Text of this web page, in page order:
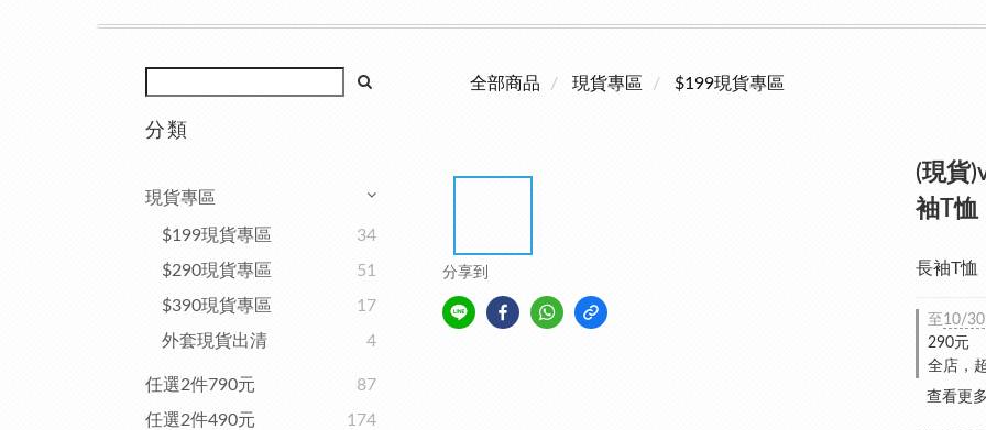
分類
現貨專區
$199現貨專區
34
$290現貨專區
51
$390現貨專區
17
外套現貨出清
4
任選2件790元
87
任選2件490元
174
全部商品 現貨專區 $199現貨專區
分享到
(現貨
袖T恤
長袖T恤
至 10/
290元
全店，
查看更